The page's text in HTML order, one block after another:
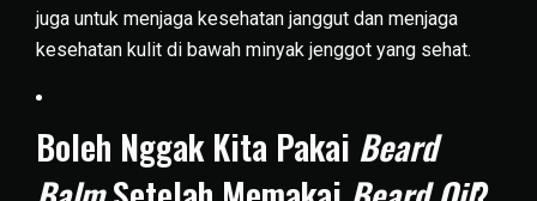
juga untuk menjaga kesehatan janggut dan menjaga
kesehatan kulit di bawah minyak jenggot yang sehat.
Boleh Nggak Kita Pakai Beard